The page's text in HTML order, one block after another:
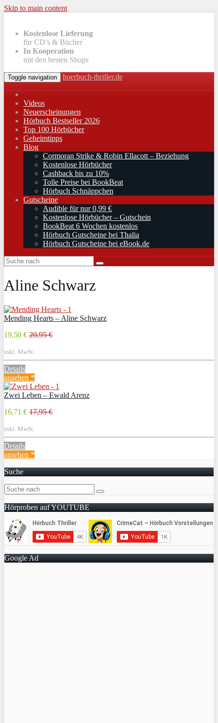
Skip to main content
Kostenlose Lieferung
für CD’s & Bücher
In Kooperation
mit den besten Shops
Toggle navigation hoerbuch-thriller.de
Videos
Neuerscheinungen
Hörbuch Bestseller 2026
Top 100 Hörbücher
Geheimtipps
Blog
Cormoran Strike & Robin Ellacott – Beziehung
Kostenlose Hörbücher
Cashback bis zu 10%
Tolle Preise bei BookBeat
Hörbuch Schnäppchen
Gutscheine
Audible für nur 0,99 €
Kostenlose Hörbücher – Gutschein
BookBeat 6 Wochen kostenlos
Hörbuch Gutscheine bei Thalia
Hörbuch Gutscheine bei eBook.de
Aline Schwarz
Mending Hearts – Aline Schwarz
19,50 € 20,95 €
inkl. MwSt.
Details
ansehen *
Zwei Leben – Ewald Arenz
16,71 € 17,95 €
inkl. MwSt.
Details
ansehen *
Suche
Hörproben auf YOUTUBE
Google Ad